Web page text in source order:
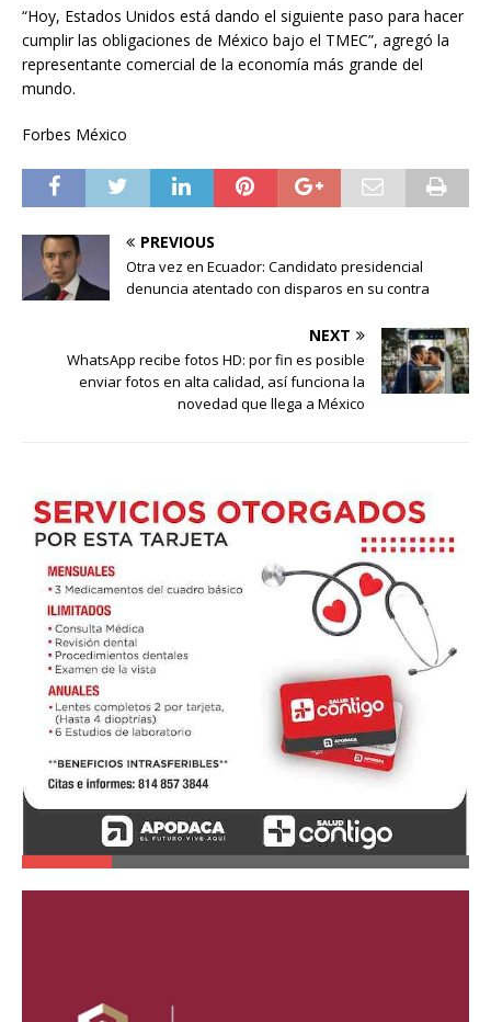
“Hoy, Estados Unidos está dando el siguiente paso para hacer
cumplir las obligaciones de México bajo el TMEC”, agregó la
representante comercial de la economía más grande del
mundo.
Forbes México
PREVIOUS
Otra vez en Ecuador: Candidato presidencial
denuncia atentado con disparos en su contra
NEXT
WhatsApp recibe fotos HD: por fin es posible
enviar fotos en alta calidad, así funciona la
novedad que llega a México